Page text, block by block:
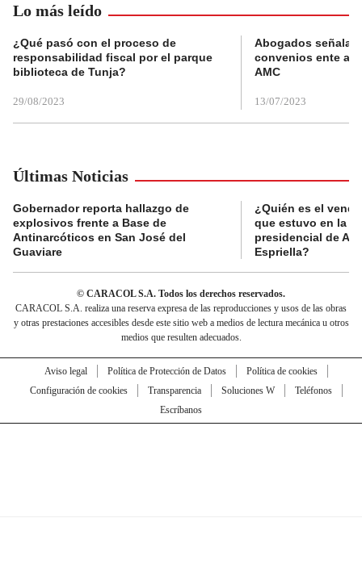
Lo más leído
¿Qué pasó con el proceso de
responsabilidad fiscal por el parque
biblioteca de Tunja?
29/08/2023
Abogados
convenios ente
AMC
13/07/2023
Últimas Noticias
Gobernador reporta hallazgo de
explosivos frente a Base de
Antinarcóticos en San José del
Guaviare
¿Quién es el
que estuvo en la
presidencial de
Espriella?
© CARACOL S.A. Todos los derechos reservados.
CARACOL S.A. realiza una reserva expresa de las reproducciones y usos de las obras
y otras prestaciones accesibles desde este sitio web a medios de lectura mecánica u otros
medios que resulten adecuados.
Aviso legal Política de Protección de Datos
Política de cookies
Configuración de cookies
Transparencia Soluciones W
Teléfonos
Escríbanos